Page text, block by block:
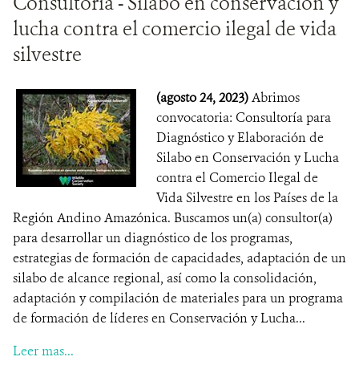
lucha contra el comercio ilegal de vida
silvestre
(agosto 24, 2023)Abrimos
convocatoria: Consultoría para
Diagnóstico y Elaboración de
Silabo en Conservación y Lucha
contra el Comercio Ilegal de
Vida Silvestre en los Países de la
Región Andino Amazónica. Buscamos un(a) consultor(a)
para desarrollar un diagnóstico de los programas,
estrategias de formación de capacidades, adaptación de un
silabo de alcance regional, así como la consolidación,
adaptación y compilación de materiales para un programa
de formación de líderes en Conservación y Lucha...
Leer mas...